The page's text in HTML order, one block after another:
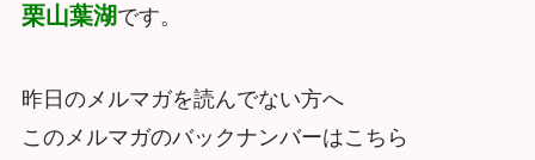
栗山葉湖です。
昨日のメルマガを読んでない方へ
このメルマガのバックナンバーはこちら